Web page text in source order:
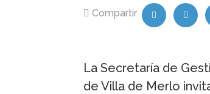
Compartir
La Secretaría de
de Villa de Merlo